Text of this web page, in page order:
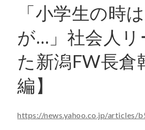
「小学生の時
が…」社会人
た新潟FW長倉
編】
https://news.yahoo.co.jp/articles/